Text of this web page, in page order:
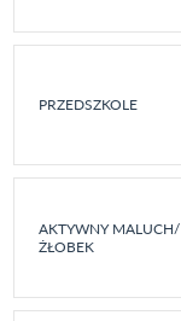
PRZEDSZKOLE
AKTYWNY MALUCH/
ŻŁOBEK